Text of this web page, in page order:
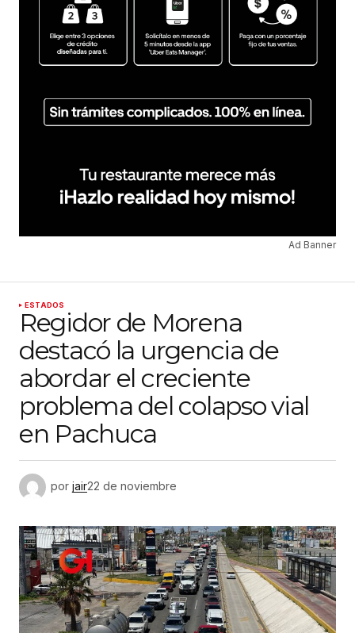
Ad Banner
ESTADOS
Regidor de Morena
destacó la urgencia de
abordar el creciente
problema del colapso vial
en Pachuca
por jair22 de noviembre